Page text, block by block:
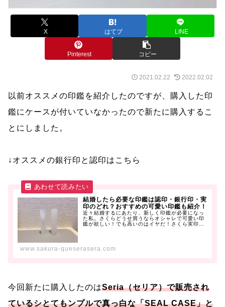
X はてブ LINE
Pinterest コピー
2021.02.22 2022.02.02
以前オススメの印鑑を紹介したのですが、購入した印
鑑にケースが付いていなかったので新たに購入するこ
とにしました。
↓オススメの銀行印と認印はこちら
結婚したら必要な印鑑は認印・銀行印・実
印のどれ？おすすめの可愛い印鑑も紹介！
近々結婚するにあたり、新しく印鑑が必要になっ
た私。さくらどうせ買うならオシャレで可愛い印
鑑が欲しい！でも高いのはイヤだ！さくら実印？
www.sakura-queserasera.com
今回新たに購入したのはSeria（セリア）で販売され
ているシとてもンプルで真っ白な「SEAL CASE」と